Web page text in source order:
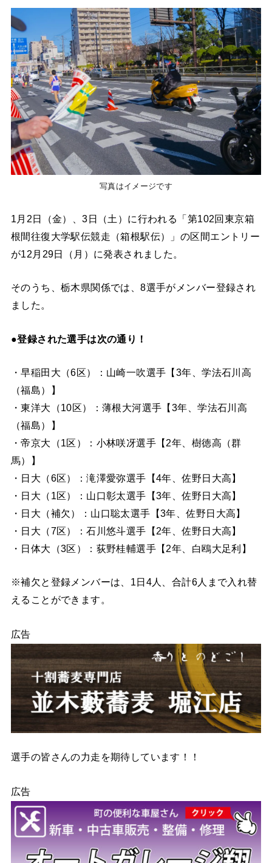
写真はイメージです
1月2日（金）、3日（土）に行われる「第102回東京箱
根間往復大学駅伝競走（箱根駅伝）」の区間エントリー
が12月29日（月）に発表されました。
そのうち、栃木県関係では、8選手がメンバー登録され
ました。
●登録された選手は次の通り！
・早稲田大（6区）：山崎一吹選手【3年、学法石川高
（福島）】
・東洋大（10区）：薄根大河選手【3年、学法石川高
（福島）】
・帝京大（1区）：小林咲冴選手【2年、樹徳高（群
馬）】
・日大（6区）：滝澤愛弥選手【4年、佐野日大高】
・日大（1区）：山口彰太選手【3年、佐野日大高】
・日大（補欠）：山口聡太選手【3年、佐野日大高】
・日大（7区）：石川悠斗選手【2年、佐野日大高】
・日体大（3区）：荻野桂輔選手【2年、白鴎大足利】
※補欠と登録メンバーは、1日4人、合計6人まで入れ替
えることができます。
広告
選手の皆さんの力走を期待しています！！
広告